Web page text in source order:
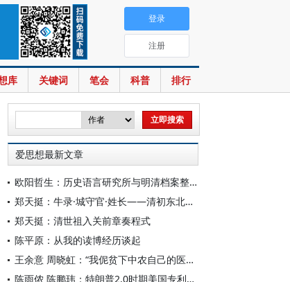
库 关键词 笔会 科普 排行
登录
注册
爱思想最新文章
欧阳哲生：历史语言研究所与明清档案整理工作（1928-1949年）
郑天挺：牛录·城守官·姓长——清初东北的地方行政机构
郑天挺：清世祖入关前章奏程式
陈平原：从我的读博经历谈起
王余意 周晓虹：“我伲贫下中农自己的医生”——赤脚医生的视觉表征与形象建构（1965—1978）
陈雨侬 陈鹏玮：特朗普2.0时期美国专利制度的“武器化”演进与中国应对